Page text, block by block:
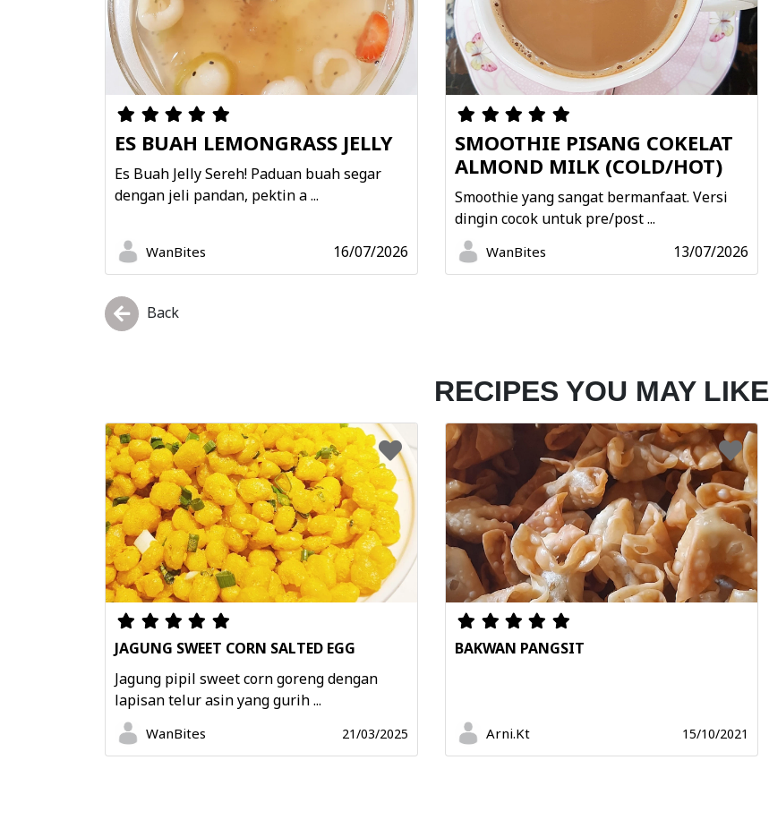
ES BUAH LEMONGRASS JELLY
Es Buah Jelly Sereh! Paduan buah segar
dengan jeli pandan, pektin a ...
WanBites 16/07/2026
SMOOTHIE PISANG COKELAT
ALMOND MILK (COLD/HOT)
Smoothie yang sangat bermanfaat. Versi
dingin cocok untuk pre/post ...
WanBites 13/07/2026
Back
RECIPES YOU MAY LIKE
JAGUNG SWEET CORN SALTED EGG
Jagung pipil sweet corn goreng dengan
lapisan telur asin yang gurih ...
WanBites 21/03/2025
BAKWAN PANGSIT
Arni.Kt 15/10/2021